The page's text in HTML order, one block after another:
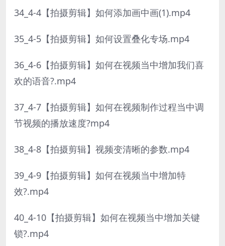
34_4-4【拍摄剪辑】如何添加画中画(1).mp4
35_4-5【拍摄剪辑】如何设置叠化专场.mp4
36_4-6【拍摄剪辑】如何在视频当中增加我们喜
欢的语音?.mp4
37_4-7【拍摄剪辑】如何在视频制作过程当中调
节视频的播放速度?mp4
38_4-8【拍摄剪辑】视频变清晰的参数.mp4
39_4-9【拍摄剪辑】如何在视频当中增加特
效?.mp4
40_4-10【拍摄剪辑】如何在视频当中增加关键
锁?.mp4